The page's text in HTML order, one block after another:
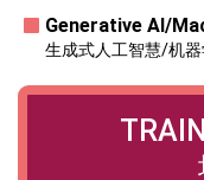
Generative AI/
生成式人工智慧/机